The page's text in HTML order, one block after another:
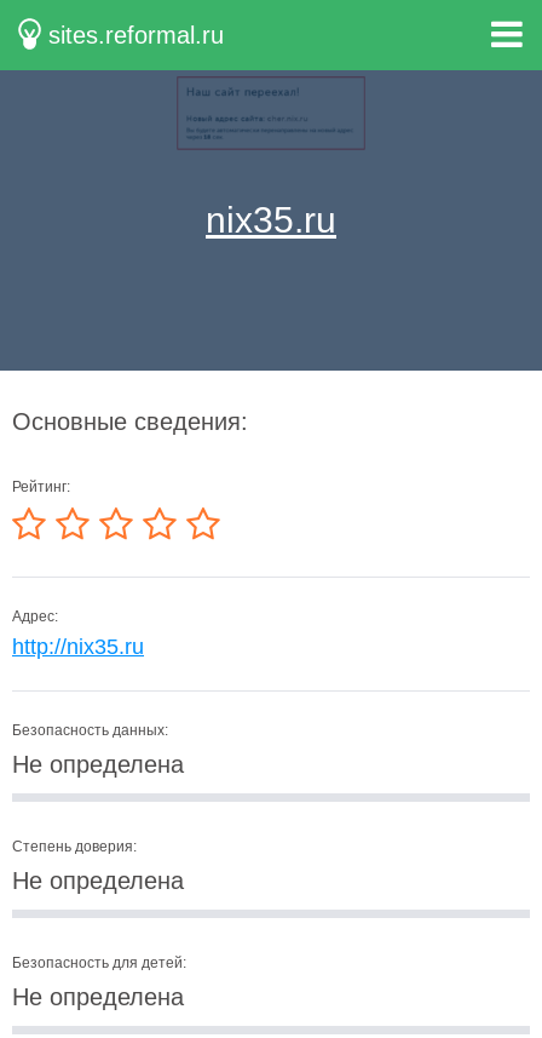
sites.reformal.ru
nix35.ru
Основные сведения:
Рейтинг:
Адрес:
http://nix35.ru
Безопасность данных:
Не определена
Степень доверия:
Не определена
Безопасность для детей:
Не определена